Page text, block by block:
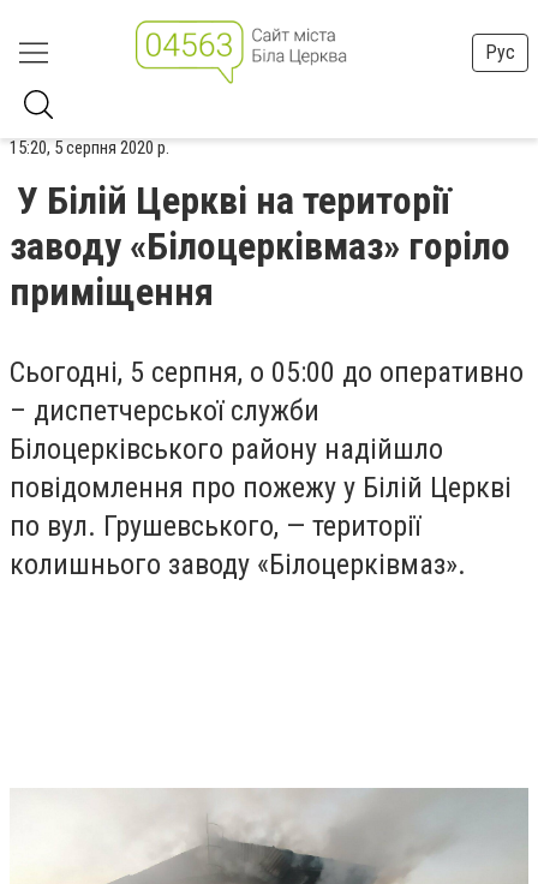
Рус
15:20, 5 серпня 2020 р.
У Білій Церкві на території
заводу «Білоцерківмаз» горіло
приміщення
Сьогодні, 5 серпня, о 05:00 до оперативно
– диспетчерської служби
Білоцерківського району надійшло
повідомлення про пожежу у Білій Церкві
по вул. Грушевського, — території
колишнього заводу «Білоцерківмаз».